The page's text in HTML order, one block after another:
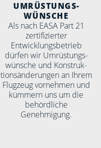
UM­RÜST­UNGS­
WÜNSCHE
Als nach EASA Part 21
zertifizierter
Entwicklungsbetrieb
dürfen wir Um­rüstungs­
wünsche und Konstruk­
tions­änder­ungen an Ihrem
Flugzeug vornehmen und
kümmern uns um die
behördliche
Genehmigung.